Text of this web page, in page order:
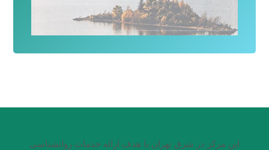
این مرکز در شرق تهران با هدف ارائه خدمات روانشناسی